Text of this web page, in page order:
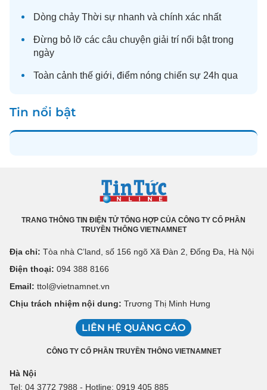
Dòng chảy Thời sự nhanh và chính xác nhất
Đừng bỏ lỡ các câu chuyện giải trí nổi bật trong
ngày
Toàn cảnh thế giới, điểm nóng chiến sự 24h qua
Tin nổi bật
TRANG THÔNG TIN ĐIỆN TỬ TỔNG HỢP CỦA CÔNG TY CỔ PHẦN
TRUYỀN THÔNG VIETNAMNET
Địa chỉ: Tòa nhà C’land, số 156 ngõ Xã Đàn 2, Đống Đa, Hà Nội
Điện thoại: 094 388 8166
Email: ttol@vietnamnet.vn
Chịu trách nhiệm nội dung: Trương Thị Minh Hưng
LIÊN HỆ QUẢNG CÁO
CÔNG TY CỔ PHẦN TRUYỀN THÔNG VIETNAMNET
Hà Nội
Tel: 04 3772 7988 - Hotline: 0919 405 885